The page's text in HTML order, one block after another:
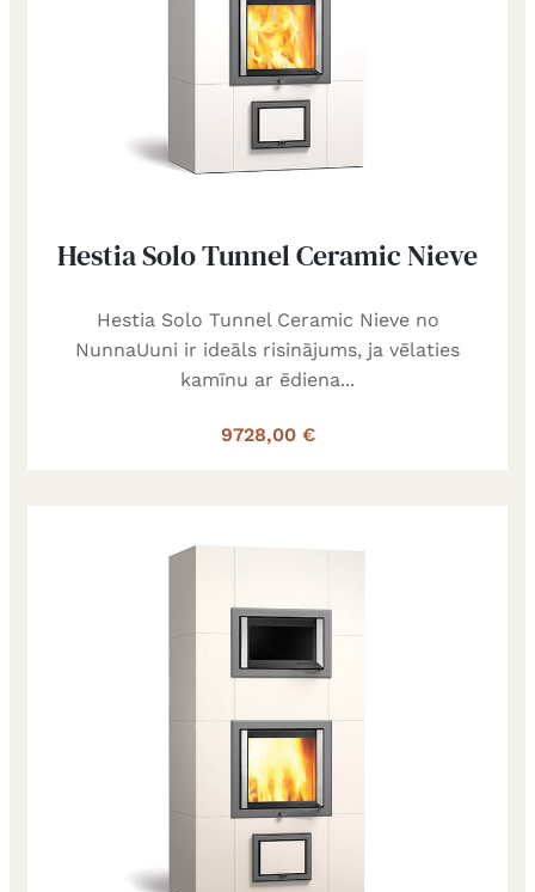
Hestia Solo Tunnel Ceramic Nieve
Hestia Solo Tunnel Ceramic Nieve no
NunnaUuni ir ideāls risinājums, ja vēlaties
kamīnu ar ēdiena...
9728,00 €